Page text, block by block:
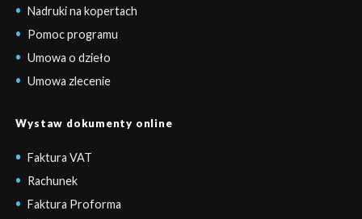
Nadruki na kopertach
Pomoc programu
Umowa o dzieło
Umowa zlecenie
Wystaw dokumenty online
Faktura VAT
Rachunek
Faktura Proforma